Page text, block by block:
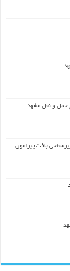
حمل و نقل مشهد
بافت پیرامون